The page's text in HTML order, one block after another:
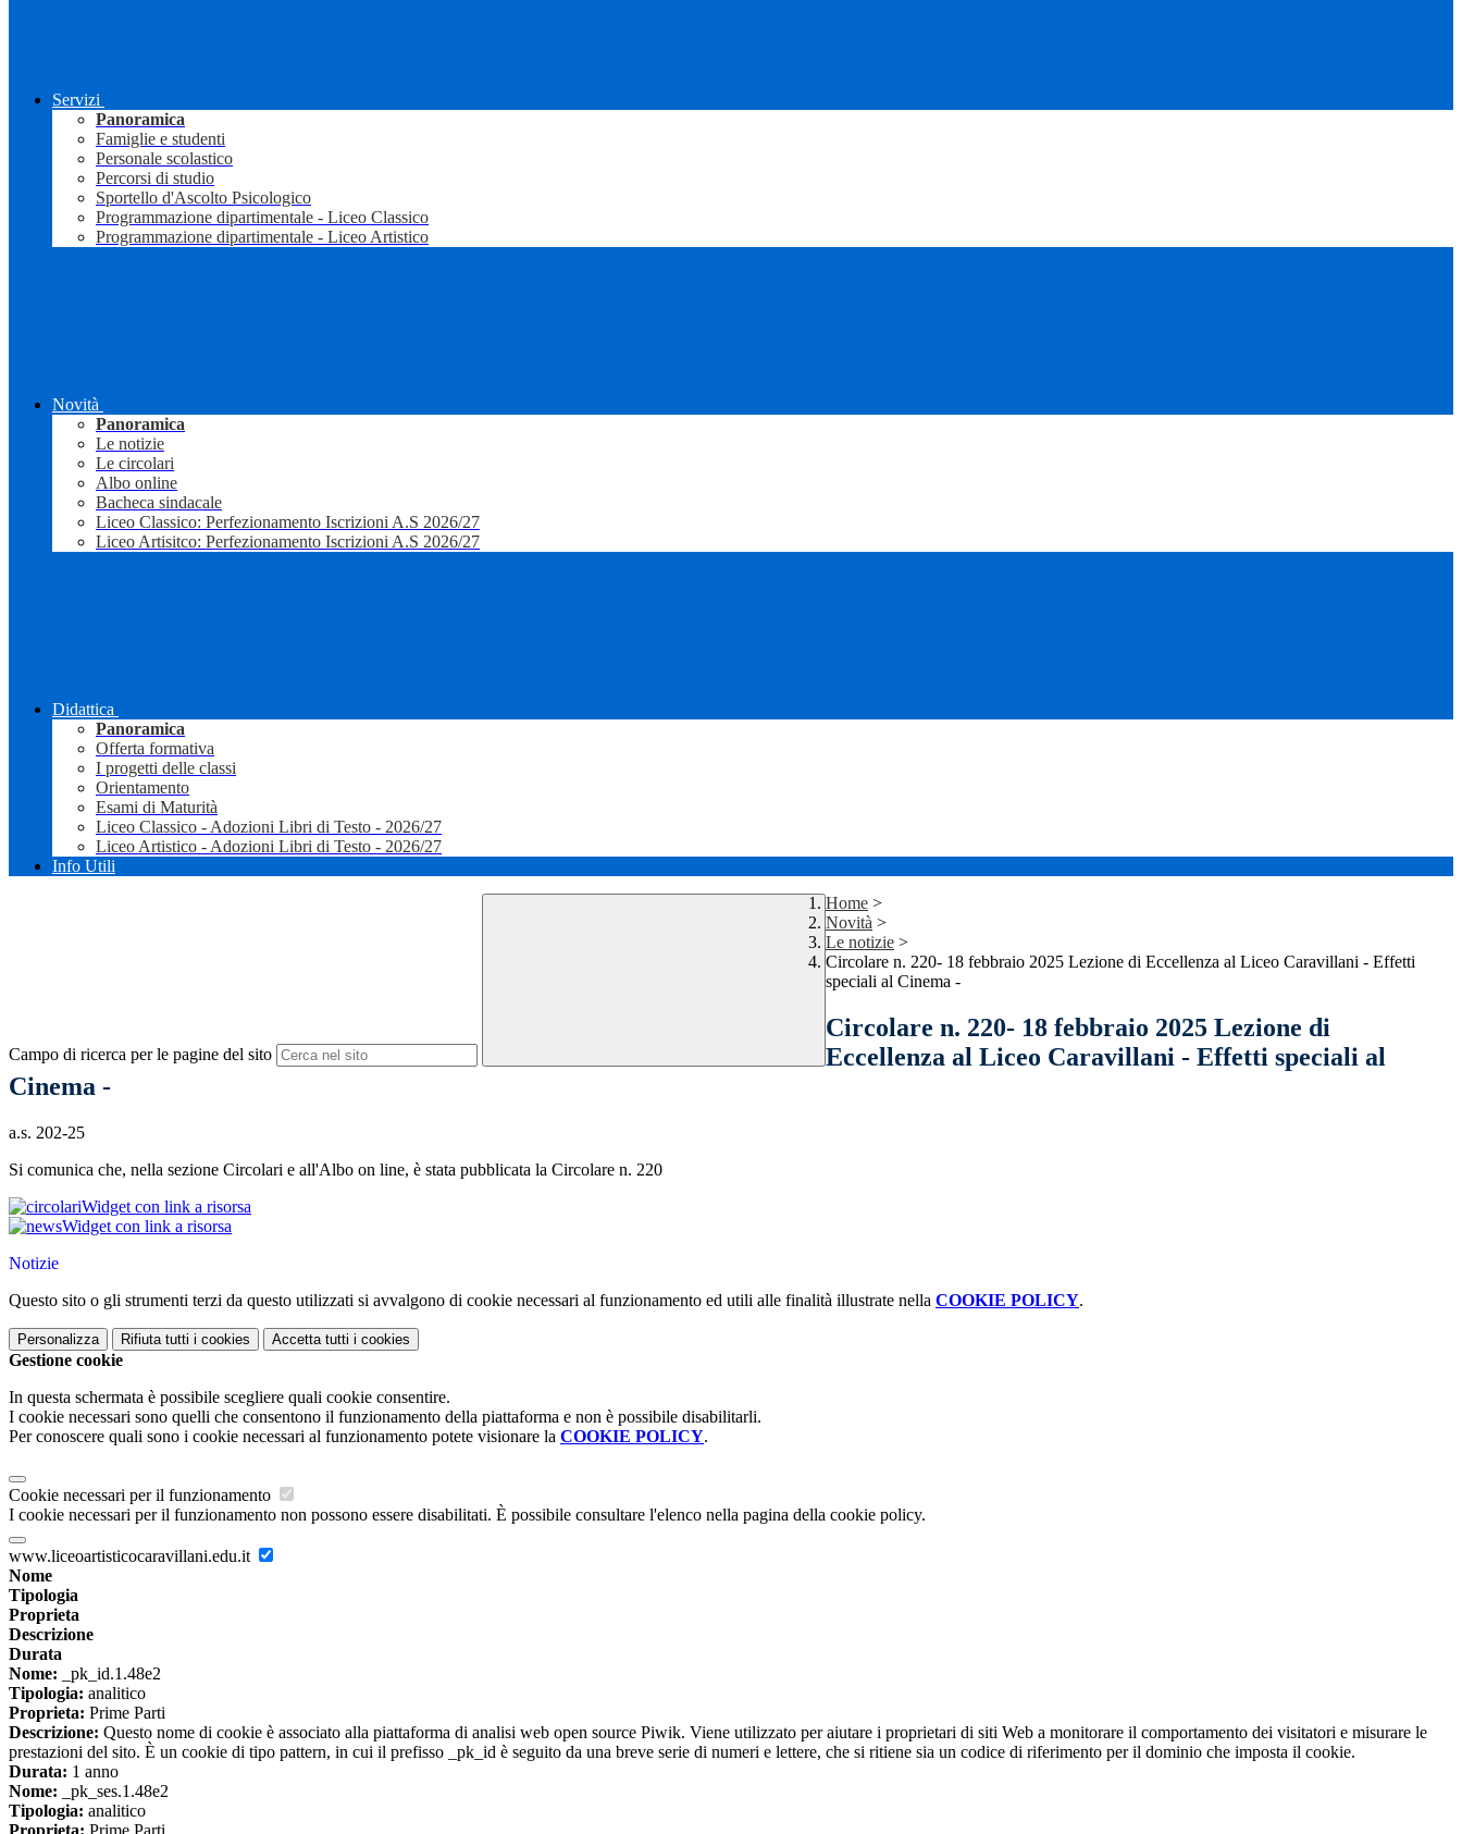
Servizi
Panoramica
Famiglie e studenti
Personale scolastico
Percorsi di studio
Sportello d'Ascolto Psicologico
Programmazione dipartimentale - Liceo Classico
Programmazione dipartimentale - Liceo Artistico
Novità
Panoramica
Le notizie
Le circolari
Albo online
Bacheca sindacale
Liceo Classico: Perfezionamento Iscrizioni A.S 2026/27
Liceo Artisitco: Perfezionamento Iscrizioni A.S 2026/27
Didattica
Panoramica
Offerta formativa
I progetti delle classi
Orientamento
Esami di Maturità
Liceo Classico - Adozioni Libri di Testo - 2026/27
Liceo Artistico - Adozioni Libri di Testo - 2026/27
Info Utili
Campo di ricerca per le pagine del sito
Home >
Novità >
Le notizie >
Circolare n. 220- 18 febbraio 2025 Lezione di Eccellenza al Liceo Caravillani - Effetti
speciali al Cinema -
Circolare n. 220- 18 febbraio 2025 Lezione di
Eccellenza al Liceo Caravillani - Effetti speciali al
Cinema -
a.s. 202-25
Si comunica che, nella sezione Circolari e all'Albo on line, è stata pubblicata la Circolare n. 220
Widget con link a risorsa
Widget con link a risorsa
Notizie
Questo sito o gli strumenti terzi da questo utilizzati si avvalgono di cookie necessari al funzionamento ed utili alle finalità illustrate nella COOKIE POLICY.
Personalizza Rifiuta tutti i cookies Accetta tutti i cookies
Gestione cookie
In questa schermata è possibile scegliere quali cookie consentire.
I cookie necessari sono quelli che consentono il funzionamento della piattaforma e non è possibile disabilitarli.
Per conoscere quali sono i cookie necessari al funzionamento potete visionare la COOKIE POLICY.
Cookie necessari per il funzionamento
I cookie necessari per il funzionamento non possono essere disabilitati. È possibile consultare l'elenco nella pagina della cookie policy.
www.liceoartisticocaravillani.edu.it
Nome
Tipologia
Proprieta
Descrizione
Durata
Nome: _pk_id.1.48e2
Tipologia: analitico
Proprieta: Prime Parti
Descrizione: Questo nome di cookie è associato alla piattaforma di analisi web open source Piwik. Viene utilizzato per aiutare i proprietari di siti Web a monitorare il comportamento dei visitatori e misurare le
prestazioni del sito. È un cookie di tipo pattern, in cui il prefisso _pk_id è seguito da una breve serie di numeri e lettere, che si ritiene sia un codice di riferimento per il dominio che imposta il cookie.
Durata: 1 anno
Nome: _pk_ses.1.48e2
Tipologia: analitico